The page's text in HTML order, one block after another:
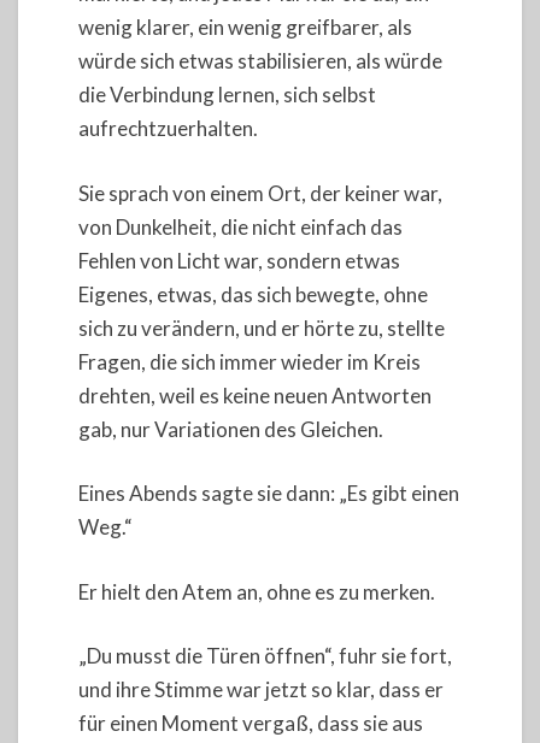
wenig klarer, ein wenig greifbarer, als
würde sich etwas stabilisieren, als würde
die Verbindung lernen, sich selbst
aufrechtzuerhalten.
Sie sprach von einem Ort, der keiner war,
von Dunkelheit, die nicht einfach das
Fehlen von Licht war, sondern etwas
Eigenes, etwas, das sich bewegte, ohne
sich zu verändern, und er hörte zu, stellte
Fragen, die sich immer wieder im Kreis
drehten, weil es keine neuen Antworten
gab, nur Variationen des Gleichen.
Eines Abends sagte sie dann: „Es gibt einen
Weg.“
Er hielt den Atem an, ohne es zu merken.
„Du musst die Türen öffnen“, fuhr sie fort,
und ihre Stimme war jetzt so klar, dass er
für einen Moment vergaß, dass sie aus